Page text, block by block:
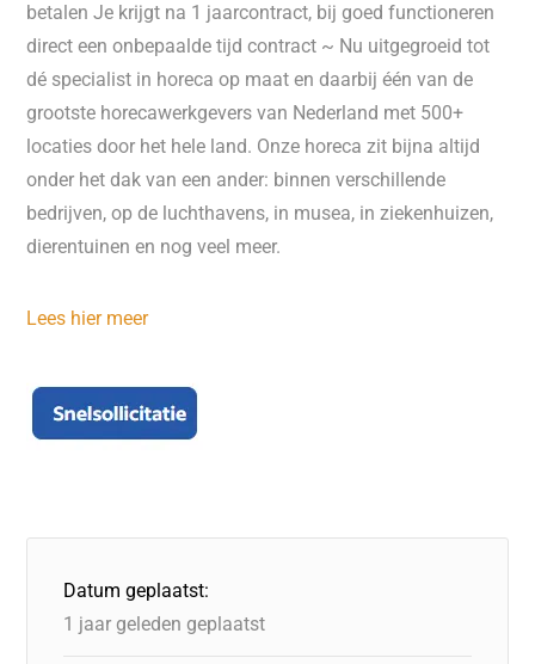
betalen Je krijgt na 1 jaarcontract, bij goed functioneren
direct een onbepaalde tijd contract ~ Nu uitgegroeid tot
dé specialist in horeca op maat en daarbij één van de
grootste horecawerkgevers van Nederland met 500+
locaties door het hele land. Onze horeca zit bijna altijd
onder het dak van een ander: binnen verschillende
bedrijven, op de luchthavens, in musea, in ziekenhuizen,
dierentuinen en nog veel meer.
Lees hier meer
Datum geplaatst:
1 jaar geleden geplaatst